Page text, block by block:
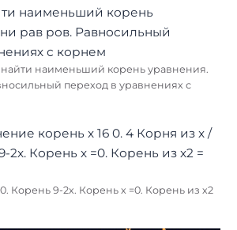
наименьший корень уравнения.
переход в уравнениях с
Корень 9-2х. Корень х =0. Корень из х2